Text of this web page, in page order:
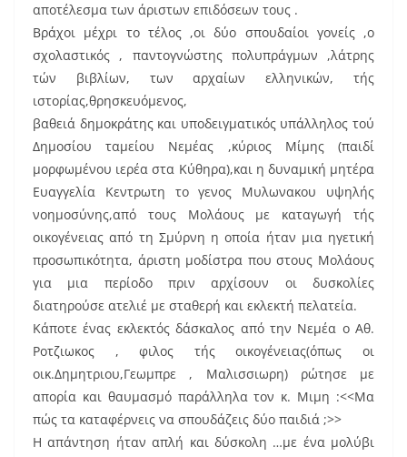
αποτέλεσμα των άριστων επιδόσεων τους .
Βράχοι μέχρι το τέλος ,οι δύο σπουδαίοι γονείς ,ο
σχολαστικός , παντογνώστης πολυπράγμων ,λάτρης
τών βιβλίων, των αρχαίων ελληνικών, τής
ιστορίας,θρησκευόμενος,
βαθειά δημοκράτης και υποδειγματικός υπάλληλος τού
Δημοσίου ταμείου Νεμέας ,κύριος Μίμης (παιδί
μορφωμένου ιερέα στα Κύθηρα),και η δυναμική μητέρα
Ευαγγελία Κεντρωτη το γενος Μυλωνακου υψηλής
νοημοσύνης,από τους Μολάους με καταγωγή τής
οικογένειας από τη Σμύρνη η οποία ήταν μια ηγετική
προσωπικότητα, άριστη μοδίστρα που στους Μολάους
για μια περίοδο πριν αρχίσουν οι δυσκολίες
διατηρούσε ατελιέ με σταθερή και εκλεκτή πελατεία.
Κάποτε ένας εκλεκτός δάσκαλος από την Νεμέα ο Αθ.
Ροτζιωκος , φιλος τής οικογένειας(όπως οι
οικ.Δημητριου,Γεωμπρε , Μαλισσιωρη) ρώτησε με
απορία και θαυμασμό παράλληλα τον κ. Μιμη :<<Μα
πώς τα καταφέρνεις να σπουδάζεις δύο παιδιά ;>>
Η απάντηση ήταν απλή και δύσκολη …με ένα μολύβι